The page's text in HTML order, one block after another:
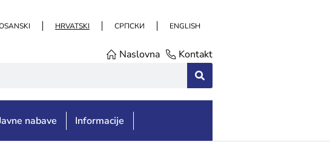
HRVATSKI СРПСКИ ENGLISH
Naslovna Kontakt
nabave Informacije